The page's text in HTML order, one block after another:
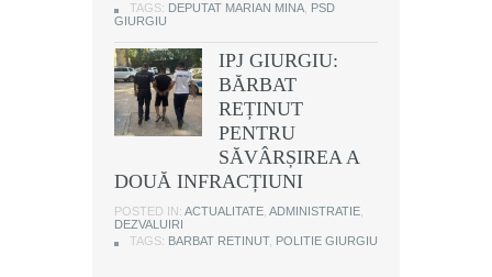
TAGS: DEPUTAT MARIAN MINA PSD
GIURGIU
IPJ GIURGIU:
BĂRBAT
REȚINUT
PENTRU
SĂVÂRȘIREA A
DOUĂ INFRACȚIUNI
POSTED IN: ACTUALITATE ADMINISTRATIE
DEZVALUIRI
TAGS: BARBAT RETINUT, POLITIE GIURGIU